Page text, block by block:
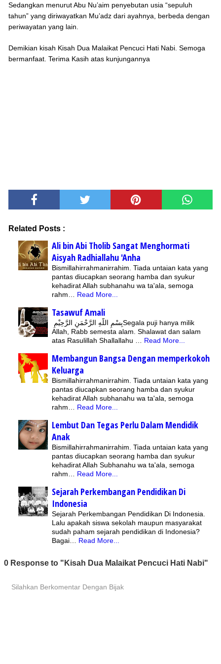
Sedangkan menurut Abu Nu’aim penyebutan usia “sepuluh
tahun” yang diriwayatkan Mu’adz dari ayahnya, berbeda dengan
periwayatan yang lain.
Demikian kisah Kisah Dua Malaikat Pencuci Hati Nabi. Semoga
bermanfaat. Terima Kasih atas kunjungannya
Related Posts :
Ali bin Abi Tholib Sangat Menghormati
Aisyah Radhiallahu 'Anha
Bismillahirrahmanirrahim. Tiada untaian kata yang
pantas diucapkan seorang hamba dan syukur
kehadirat Allah subhanahu wa ta'ala, semoga
rahm… Read More...
Tasawuf Amali
Allah, Rabb semesta alam. Shalawat dan salam
atas Rasulillah Shallallahu … Read More...
Membangun Bangsa Dengan memperkokoh
Keluarga
Bismillahirrahmanirrahim. Tiada untaian kata yang
pantas diucapkan seorang hamba dan syukur
kehadirat Allah subhanahu wa ta'ala, semoga
rahm… Read More...
Lembut Dan Tegas Perlu Dalam Mendidik
Anak
Bismillahirrahmanirrahim. Tiada untaian kata yang
pantas diucapkan seorang hamba dan syukur
kehadirat Allah Subhanahu wa ta'ala, semoga
rahm… Read More...
Sejarah Perkembangan Pendidikan Di
Indonesia
Sejarah Perkembangan Pendidikan Di Indonesia.
Lalu apakah siswa sekolah maupun masyarakat
sudah paham sejarah pendidikan di Indonesia?
Bagai… Read More...
0 Response to "Kisah Dua Malaikat Pencuci Hati Nabi"
Silahkan Berkomentar Dengan Bijak